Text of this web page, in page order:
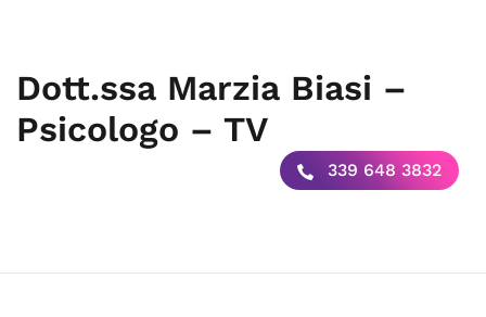
Dott.ssa Marzia Biasi –
Psicologo – TV
339 648 3832